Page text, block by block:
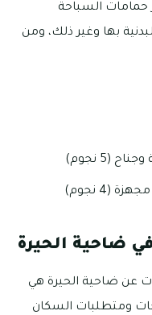
حمامات السباحة
بها وغير ذلك، ومن
ضاحية الحيرة
عن ضاحية الحيرة هي
ومتطلبات السكان